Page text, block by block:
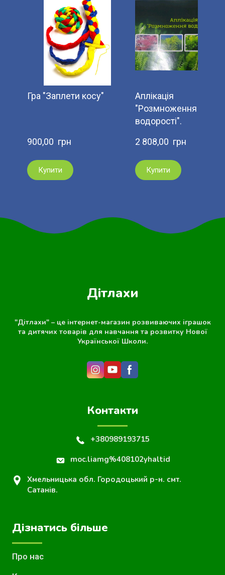
Гра "Заплети косу"
900,00  грн
Купити
Аплікація
"Розмноження
водорості".
2 808,00  грн
Купити
Дітлахи
"Дітлахи" – це інтернет-магазин розвиваючих іграшок
та дитячих товарів для навчання та розвитку Нової
Української Школи.
Контакти
+380989193715
moc.liamg%408102yhaltid
Хмельницька обл. Городоцький р-н. смт.
Сатанів.
Дізнатись більше
Про нас